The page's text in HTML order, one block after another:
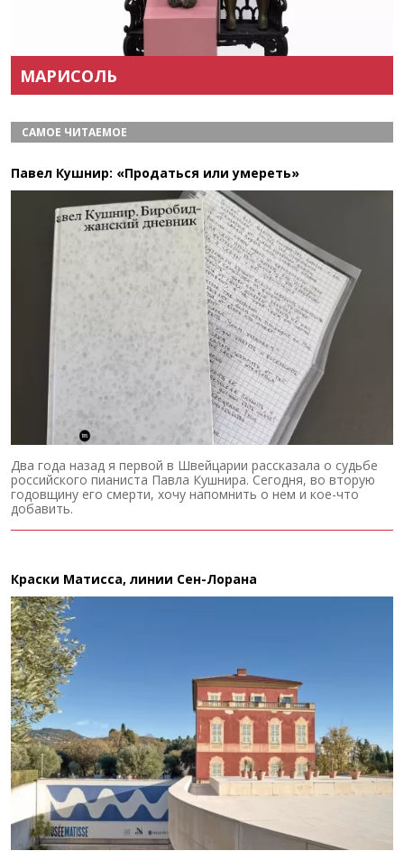
МАРИСОЛЬ
САМОЕ ЧИТАЕМОЕ
Павел Кушнир: «Продаться или умереть»
Два года назад я первой в Швейцарии рассказала о судьбе
российского пианиста Павла Кушнира. Сегодня, во вторую
годовщину его смерти, хочу напомнить о нем и кое-что
добавить.
Краски Матисса, линии Сен-Лорана